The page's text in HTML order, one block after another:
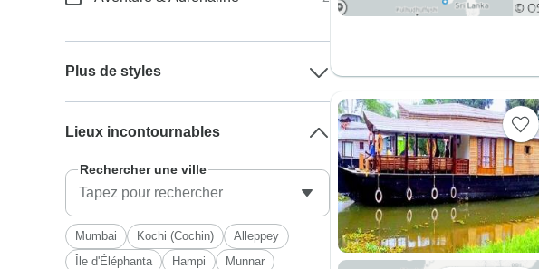
Plus de styles
Lieux incontournables
Rechercher une ville
Mumbai Kochi (Cochin)
Alleppey
Île d'Éléphanta
Hampi
Munnar